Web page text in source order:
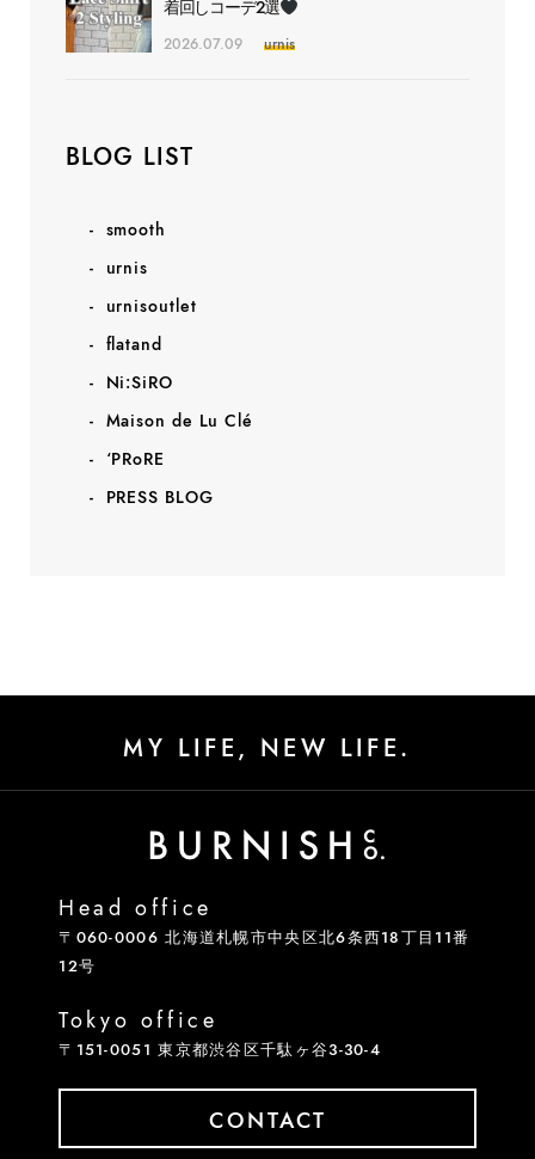
着回しコーデ2選
2026.07.09 urnis
BLOG LIST
smooth
urnis
urnisoutlet
flatand
Ni:SiRO
Maison de Lu Clé
‘PRoRE
PRESS BLOG
MY LIFE, NEW LIFE.
Head office
〒060-0006 北海道札幌市中央区北6条西18丁目11番
12号
Tokyo office
〒151-0051 東京都渋谷区千駄ヶ谷3-30-4
CONTACT